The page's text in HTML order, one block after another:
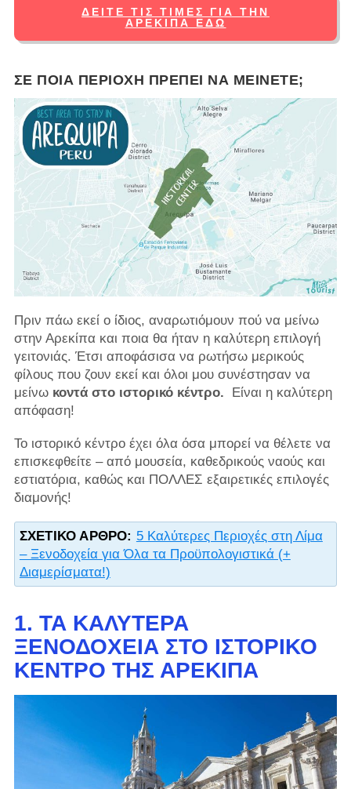
ΔΕΊΤΕ ΤΙΣ ΤΙΜΈΣ ΓΙΑ ΤΗΝ
ΑΡΕΚΊΠΑ ΕΔΏ
ΣΕ ΠΟΙΑ ΠΕΡΙΟΧΉ ΠΡΈΠΕΙ ΝΑ ΜΕΊΝΕΤΕ;
Πριν πάω εκεί ο ίδιος, αναρωτιόμουν πού να μείνω
στην Αρεκίπα και ποια θα ήταν η καλύτερη επιλογή
γειτονιάς. Έτσι αποφάσισα να ρωτήσω μερικούς
φίλους που ζουν εκεί και όλοι μου συνέστησαν να
μείνω κοντά στο ιστορικό κέντρο. Είναι η καλύτερη
απόφαση!
Το ιστορικό κέντρο έχει όλα όσα μπορεί να θέλετε να
επισκεφθείτε – από μουσεία, καθεδρικούς ναούς και
εστιατόρια, καθώς και ΠΟΛΛΕΣ εξαιρετικές επιλογές
διαμονής!
ΣΧΕΤΙΚΌ ΆΡΘΡΟ: 5 Καλύτερες Περιοχές στη Λίμα
– Ξενοδοχεία για Όλα τα Προϋπολογιστικά (+
Διαμερίσματα!)
1. ΤΑ ΚΑΛΎΤΕΡΑ
ΞΕΝΟΔΟΧΕΊΑ ΣΤΟ ΙΣΤΟΡΙΚΌ
ΚΈΝΤΡΟ ΤΗΣ ΑΡΕΚΊΠΑ